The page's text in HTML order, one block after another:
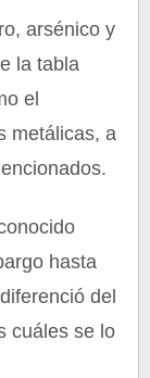
arsénico y
la tabla
el
metálicas, a
hasta
del
cuáles se lo